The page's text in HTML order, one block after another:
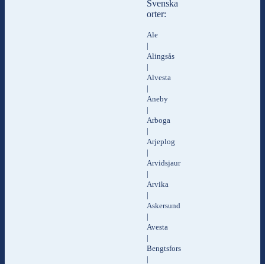
Svenska
orter:
Ale
|
Alingsås
|
Alvesta
|
Aneby
|
Arboga
|
Arjeplog
|
Arvidsjaur
|
Arvika
|
Askersund
|
Avesta
|
Bengtsfors
|